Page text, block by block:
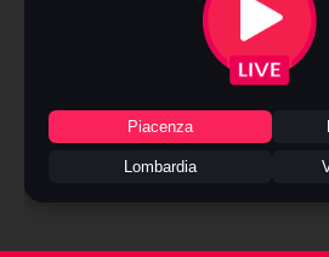
Piacenza
Lombardia